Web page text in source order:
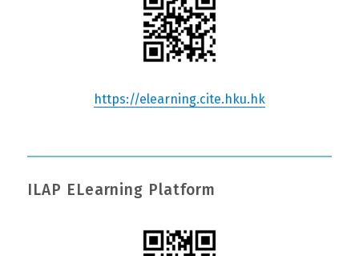
https://elearning.cite.hku.hk
ILAP ELearning Platform